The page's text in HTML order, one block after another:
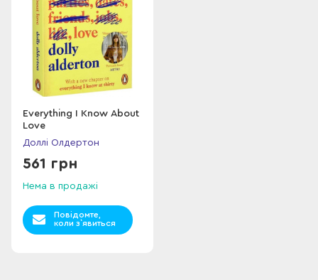
Everything I Know About
Love
Доллі Олдертон
561 грн
Нема в продажі
Повідомте,
коли з`явиться